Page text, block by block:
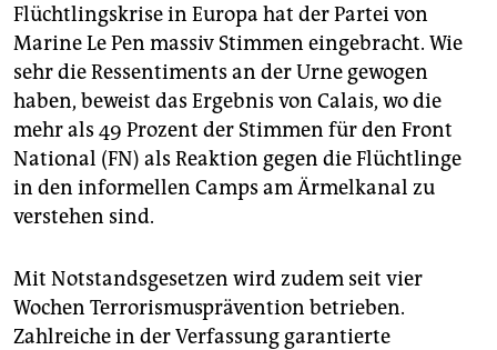
Flüchtlingskrise in Europa hat der Partei von
Marine Le Pen massiv Stimmen eingebracht. Wie
sehr die Ressentiments an der Urne gewogen
haben, beweist das Ergebnis von Calais, wo die
mehr als 49 Prozent der Stimmen für den Front
National (FN) als Reaktion gegen die Flüchtlinge
in den informellen Camps am Ärmelkanal zu
verstehen sind.
Mit Notstandsgesetzen wird zudem seit vier
Wochen Terrorismusprävention betrieben.
Zahlreiche in der Verfassung garantierte